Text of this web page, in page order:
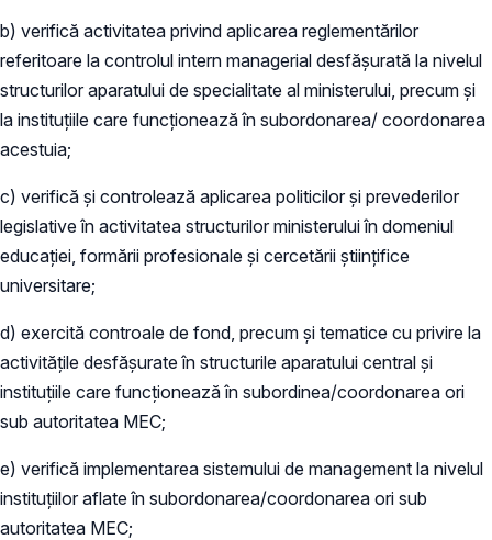
b) verifică activitatea privind aplicarea reglementărilor
referitoare la controlul intern managerial desfășurată la nivelul
structurilor aparatului de specialitate al ministerului, precum și
la instituțiile care funcționează în subordonarea/ coordonarea
acestuia;
c) verifică și controlează aplicarea politicilor și prevederilor
legislative în activitatea structurilor ministerului în domeniul
educației, formării profesionale și cercetării științifice
universitare;
d) exercită controale de fond, precum și tematice cu privire la
activitățile desfășurate în structurile aparatului central și
instituțiile care funcționează în subordinea/coordonarea ori
sub autoritatea MEC;
e) verifică implementarea sistemului de management la nivelul
instituțiilor aflate în subordonarea/coordonarea ori sub
autoritatea MEC;